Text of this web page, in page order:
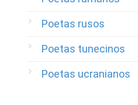
Poetas rusos
Poetas tunecinos
Poetas ucranianos